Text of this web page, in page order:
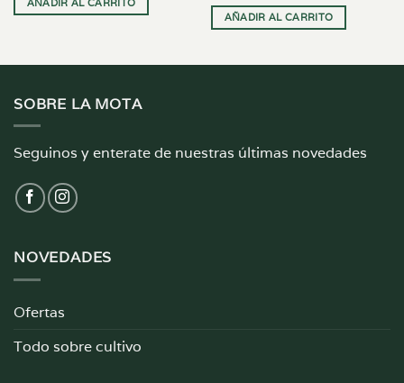
AÑADIR AL CARRITO
SOBRE LA MOTA
Seguinos y enterate de nuestras últimas novedades
NOVEDADES
Ofertas
Todo sobre cultivo